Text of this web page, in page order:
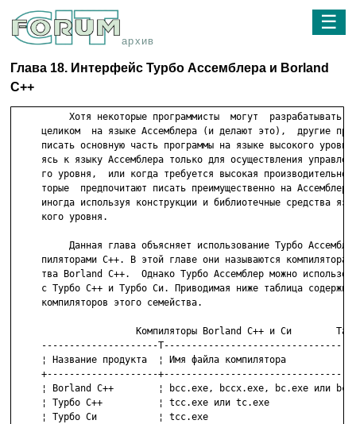
архив
☰
Глава 18. Интерфейс Турбо Ассемблера и Borland
C++
Хотя некоторые программисты  могут  разрабатывать
целиком  на языке Ассемблера (и делают это),  другие
писать основную часть программы на языке высокого
ясь к языку Ассемблера только для осуществления
го уровня,  или когда требуется высокая
торые  предпочитают писать преимущественно на
иногда используя конструкции и библиотечные средства
     кого уровня.
Данная глава объясняет использование Турбо
пиляторами С++. В этой главе они называются
тва Borland С++.  Однако Турбо Ассемблер можно
с Турбо C++ и Турбо Си. Приводимая ниже таблица содержит
     компиляторов этого семейства.
Компиляторы Borland С++ и Си
---------------------
¦ Название продукта  ¦ Имя файла компилятора
+--------------------
¦ Borland С++        ¦ bcc.exe, bccx.exe, bc.exe или
¦ Турбо C++          ¦ tcc.exe или tc.exe
¦ Турбо Cи           ¦ tcc.exe